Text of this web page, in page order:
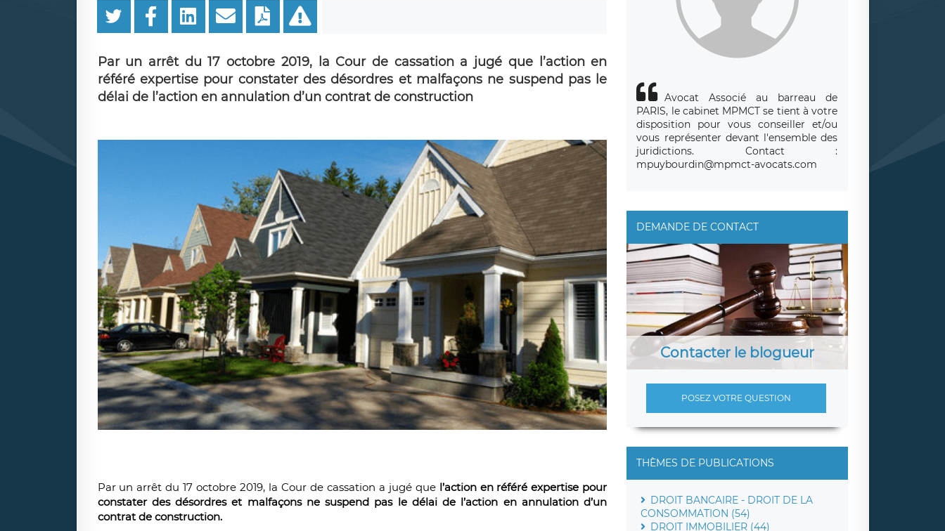
Par un arrêt du 17 octobre 2019, la Cour de cassation a jugé que l’action en
référé expertise pour constater des désordres et malfaçons ne suspend pas le
délai de l’action en annulation d’un contrat de construction
Par un arrêt du 17 octobre 2019, la Cour de cassation a jugé que l’action en référé expertise pour
constater des désordres et malfaçons ne suspend pas le délai de l’action en annulation d’un
contrat de construction.
Avocat Associé au barreau de
PARIS, le cabinet MPMCT se tient à votre
disposition pour vous conseiller et/ou
vous représenter devant l'ensemble des
juridictions. Contact :
mpuybourdin@mpmct-avocats.com
DEMANDE DE CONTACT
Contacter le blogueur
POSEZ VOTRE QUESTION
THÈMES DE PUBLICATIONS
DROIT BANCAIRE - DROIT DE LA
CONSOMMATION (54)
DROIT IMMOBILIER (44)